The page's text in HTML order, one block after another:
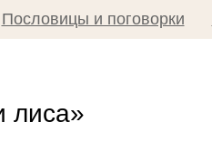
Пословицы и поговорки
лиса»